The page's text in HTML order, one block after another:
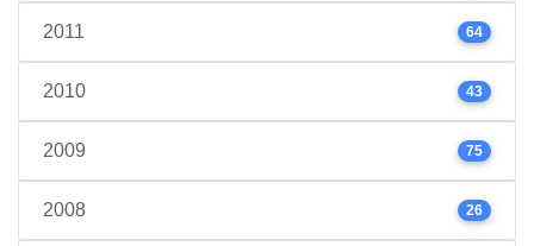
2011 64
2010 43
2009 75
2008 26